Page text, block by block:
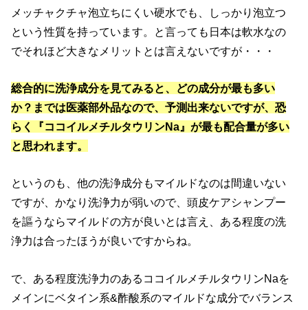
メッチャクチャ泡立ちにくい硬水でも、しっかり泡立つ
という性質を持っています。と言っても日本は軟水なの
でそれほど大きなメリットとは言えないですが・・・
総合的に洗浄成分を見てみると、どの成分が最も多い
か？までは医薬部外品なので、予測出来ないですが、恐
らく『ココイルメチルタウリンNa』が最も配合量が多い
と思われます。
というのも、他の洗浄成分もマイルドなのは間違いない
ですが、かなり洗浄力が弱いので、頭皮ケアシャンプー
を謳うならマイルドの方が良いとは言え、ある程度の洗
浄力は合ったほうが良いですからね。
で、ある程度洗浄力のあるココイルメチルタウリンNaを
メインにベタイン系&酢酸系のマイルドな成分でバランス